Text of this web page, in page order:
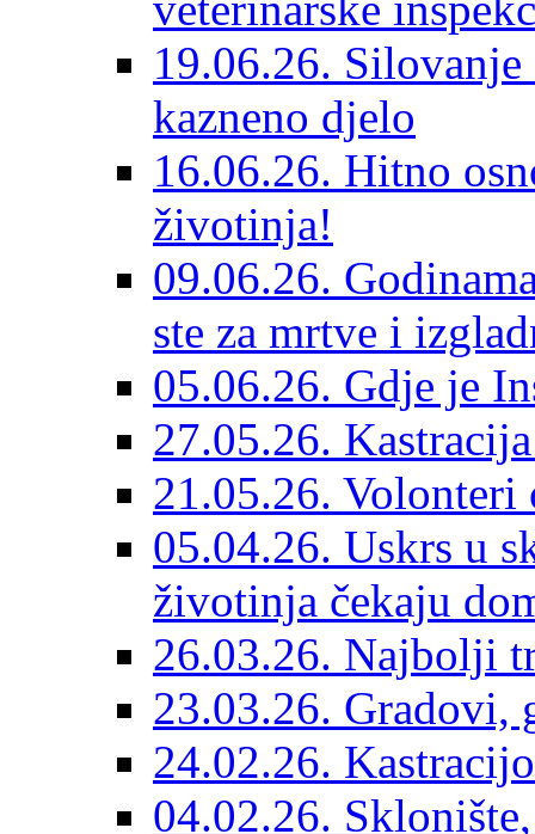
19.06.26.
kazneno djelo
16.06.26. Hitno
životinja!
09.06.26.
ste za mrtve i
05.06.26. Gdje je
27.05.26.
21.05.26. Volonteri
05.04.26. Uskrs u
životinja čekaju
26.03.26. Najbolji
23.03.26. Gradovi,
24.02.26.
04.02.26.